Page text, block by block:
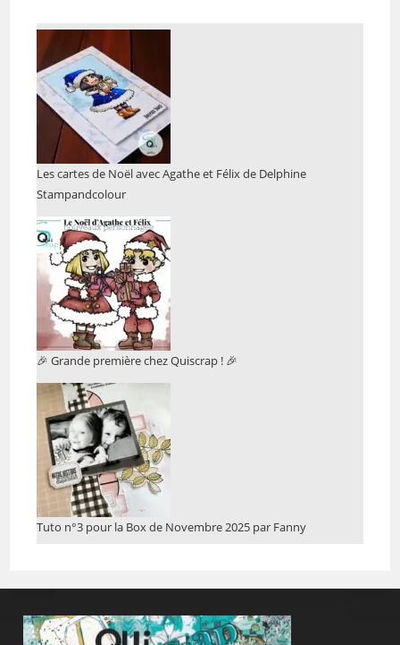
Les cartes de Noël avec Agathe et Félix de Delphine
Stampandcolour
🎉 Grande première chez Quiscrap ! 🎉
Tuto n°3 pour la Box de Novembre 2025 par Fanny